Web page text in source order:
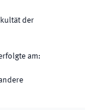
der
am: